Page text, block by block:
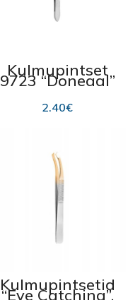
Kulmupintset
9723 “Donegal”
9cm
2.40€
Kulmupintsetid
“Eye Catching”,